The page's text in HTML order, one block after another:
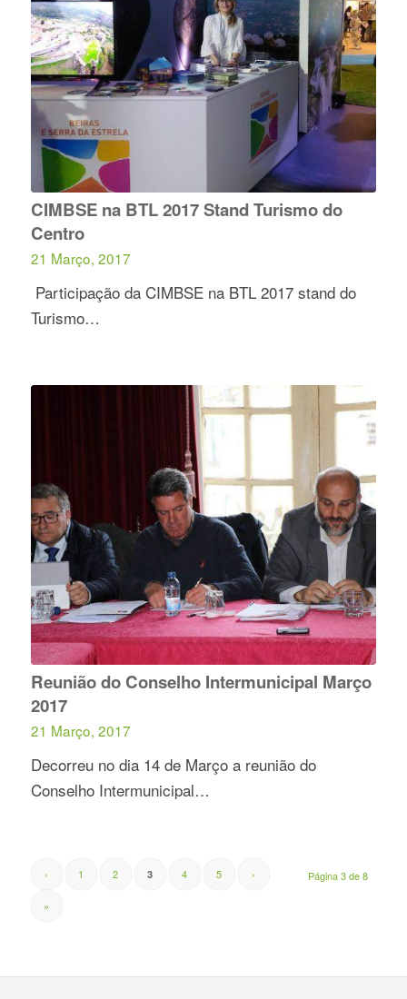
CIMBSE na BTL 2017 Stand Turismo do
Centro
21 Março, 2017
Participação da CIMBSE na BTL 2017 stand do
Turismo…
Reunião do Conselho Intermunicipal Março
2017
21 Março, 2017
Decorreu no dia 14 de Março a reunião do
Conselho Intermunicipal…
Página 3 de 8
‹ 1 2 3 4 5 ›
»